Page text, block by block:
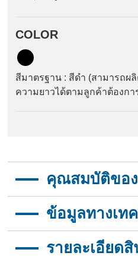
COLOR
สีมาตรฐาน : สีดำ (สามารถผ
ความยาวได้ตามลูกค้าต้องกา
คุณสมบัติขอ
คุณสมบัติกันน้ำได้ดีเยี่ยม
มีความยืดหยุ่นและกันไฟสูง
ประสิทธิภาพทางกายภาพเค
ข้อมูลทางเท
คุณสมบัติ
มาต
รายละเอียด